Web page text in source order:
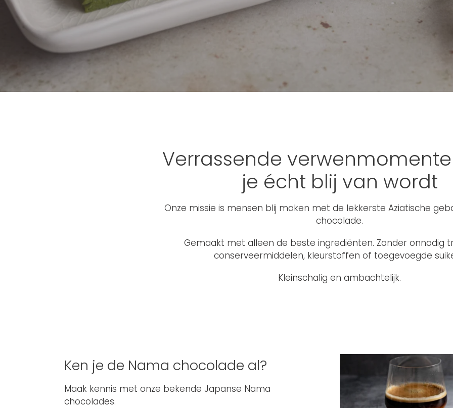
Verrassende
je écht blij van wordt
Onze missie is mensen blij maken met de lekkerste Aziatische
chocolade.
Gemaakt met alleen de beste ingrediënten. Zonder onnodig
conserveermiddelen, kleurstoffen of toegevoegde
Kleinschalig en ambachtelijk.
Ken je de Nama chocolade al?
Maak kennis met onze bekende Japanse Nama
chocolades.